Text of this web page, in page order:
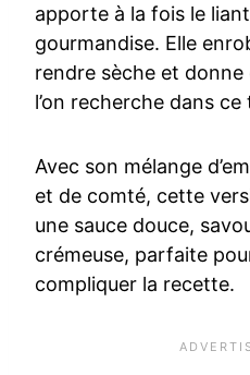
apporte à la fois le
gourmandise. Elle
rendre sèche et
l’on recherche dans
Avec son mélange
et de comté, cette
une sauce douce,
crémeuse, parfaite
compliquer la recette.